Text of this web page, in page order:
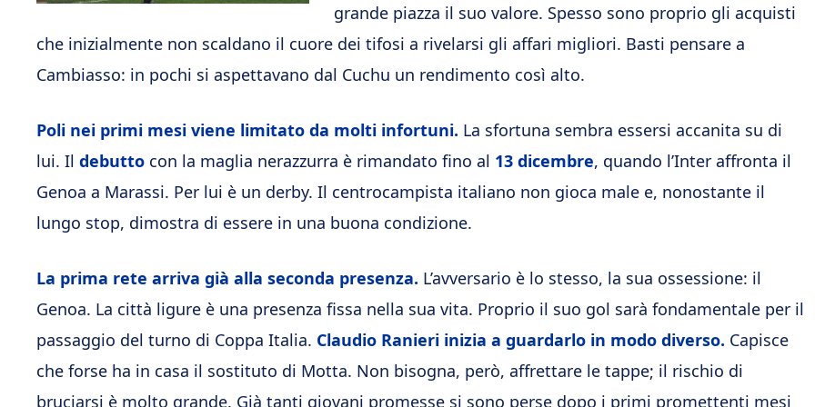
grande piazza il suo valore. Spesso sono proprio gli acquisti
che inizialmente non scaldano il cuore dei tifosi a rivelarsi gli affari migliori. Basti pensare a
Cambiasso: in pochi si aspettavano dal Cuchu un rendimento così alto.
Poli nei primi mesi viene limitato da molti infortuni. La sfortuna sembra essersi accanita su di
lui. Il debutto con la maglia nerazzurra è rimandato fino al 13 dicembre, quando l’Inter affronta il
Genoa a Marassi. Per lui è un derby. Il centrocampista italiano non gioca male e, nonostante il
lungo stop, dimostra di essere in una buona condizione.
La prima rete arriva già alla seconda presenza. L’avversario è lo stesso, la sua ossessione: il
Genoa. La città ligure è una presenza fissa nella sua vita. Proprio il suo gol sarà fondamentale per il
passaggio del turno di Coppa Italia. Claudio Ranieri inizia a guardarlo in modo diverso. Capisce
che forse ha in casa il sostituto di Motta. Non bisogna, però, affrettare le tappe; il rischio di
bruciarsi è molto grande. Già tanti giovani promesse si sono perse dopo i primi promettenti mesi